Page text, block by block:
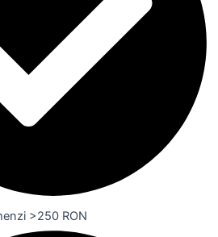
>250 RON